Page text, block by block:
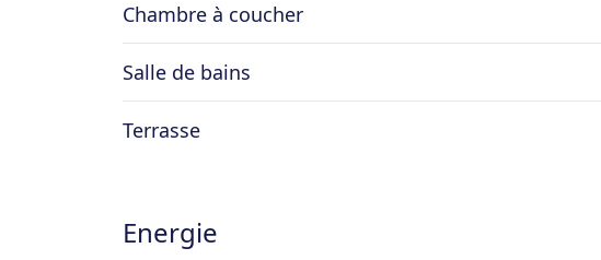
Chambre à coucher
Salle de bains
Terrasse
Energie